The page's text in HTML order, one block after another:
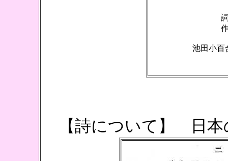
池田小百
【詩について】 日本